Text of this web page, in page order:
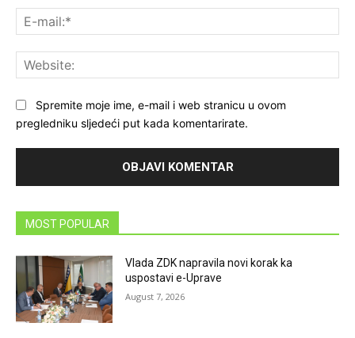
Spremite moje ime, e-mail i web stranicu u ovom
pregledniku sljedeći put kada komentarirate.
MOST POPULAR
Vlada ZDK napravila novi korak ka
uspostavi e-Uprave
August 7, 2026